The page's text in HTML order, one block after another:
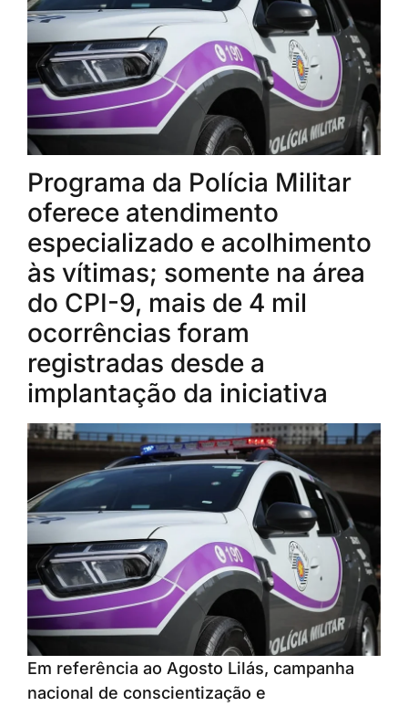
Programa da Polícia Militar
oferece atendimento
especializado e acolhimento
às vítimas; somente na área
do CPI-9, mais de 4 mil
ocorrências foram
registradas desde a
implantação da iniciativa
Em referência ao Agosto Lilás, campanha
nacional de conscientização e